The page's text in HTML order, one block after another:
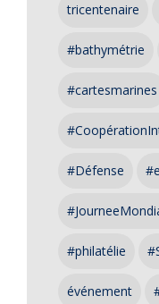
tricentenaire
#bathymétrie
#cartesmarines
#Défense
#philatélie
événement